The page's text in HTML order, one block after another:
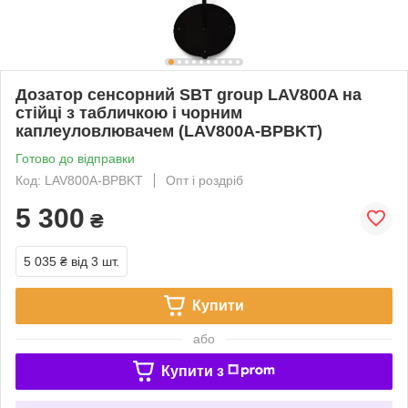
Дозатор сенсорний SBT group LAV800A на
стійці з табличкою і чорним
каплеуловлювачем (LAV800A-BPBKT)
Готово до відправки
Код: LAV800A-BPBKT
Опт і роздріб
5 300 ₴
5 035 ₴ від 3 шт.
Купити
або
Купити з